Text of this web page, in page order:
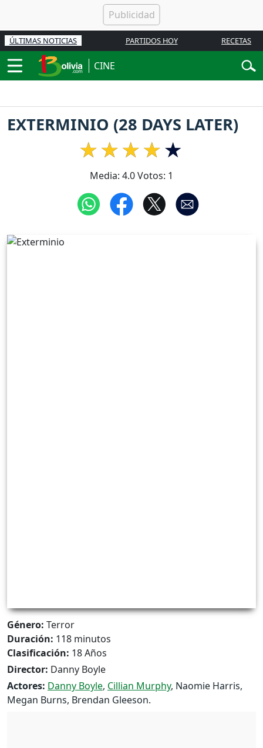
ÚLTIMAS NOTICIAS PARTIDOS HOY RECETAS
CINE
EXTERMINIO (28 DAYS LATER)
Media: 4.0Votos: 1
Género: Terror
Duración: 118 minutos
Clasificación: 18 Años
Director: Danny Boyle
Actores: Danny Boyle, Cillian Murphy, Naomie Harris,
Megan Burns, Brendan Gleeson.